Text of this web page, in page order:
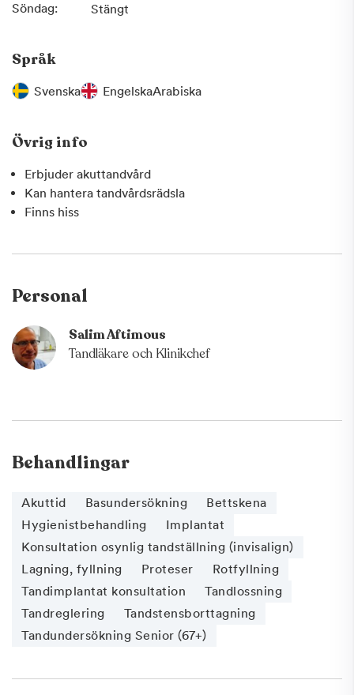
Söndag:
Stängt
Språk
Svenska EngelskaArabiska
Övrig info
Erbjuder akuttandvård
Kan hantera tandvårdsrädsla
Finns hiss
Personal
Salim Aftimous
Tandläkare och Klinikchef
Behandlingar
Akuttid Basundersökning
Bettskena
Hygienistbehandling
Implantat
Konsultation osynlig tandställning (invisalign)
Lagning, fyllning
Proteser
Rotfyllning
Tandimplantat konsultation
Tandlossning
Tandreglering
Tandstensborttagning
Tandundersökning Senior (67+)